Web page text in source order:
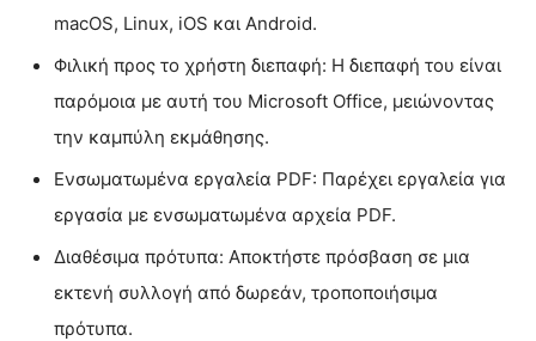
macOS, Linux, iOS και Android.
Φιλική προς το χρήστη διεπαφή: Η διεπαφή του είναι
παρόμοια με αυτή του Microsoft Office, μειώνοντας
την καμπύλη εκμάθησης.
Ενσωματωμένα εργαλεία PDF: Παρέχει εργαλεία για
εργασία με ενσωματωμένα αρχεία PDF.
Διαθέσιμα πρότυπα: Αποκτήστε πρόσβαση σε μια
εκτενή συλλογή από δωρεάν, τροποποιήσιμα
πρότυπα.